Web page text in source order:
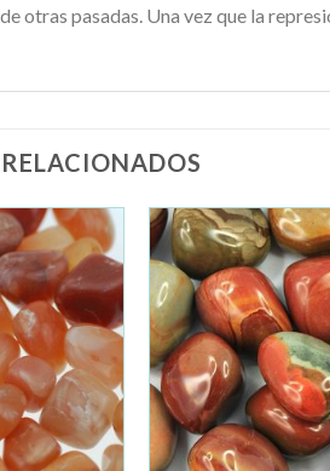
otras pasadas. Una vez que la
Añadir
a la
lista de
deseos